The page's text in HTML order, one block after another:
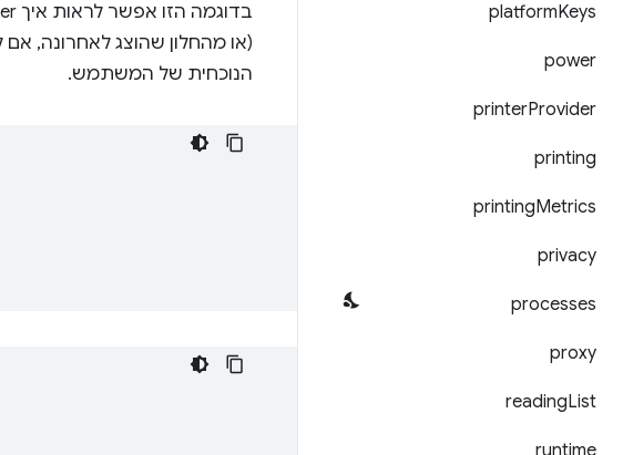
platformKeys
power
printerProvider
printing
printingMetrics
privacy
processes
proxy
readingList
runtime
הנוכחית של המשתמש.